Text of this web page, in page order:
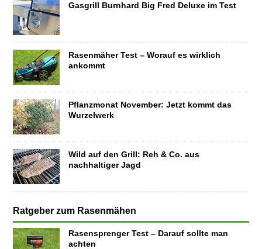
Gasgrill Burnhard Big Fred Deluxe im Test
Rasenmäher Test – Worauf es wirklich
ankommt
Pflanzmonat November: Jetzt kommt das
Wurzelwerk
Wild auf den Grill: Reh & Co. aus
nachhaltiger Jagd
Ratgeber zum Rasenmähen
Rasensprenger Test – Darauf sollte man
achten